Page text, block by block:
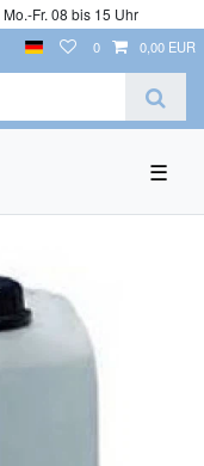
Mo.-Fr. 08 bis 15 Uhr
0 0,00 EUR
☰